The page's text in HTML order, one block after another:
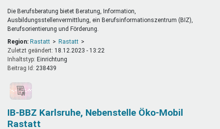
Die Berufsberatung bietet Beratung, Information,
Ausbildungsstellenvermittlung, ein Berufsinformationszentrum (BIZ),
Berufsorientierung und Förderung.
Region: Rastatt
Rastatt
Zuletzt geändert: 18.12.2023 - 13:22
Inhaltstyp:
einrichtung
Beitrag Id: 238439
IB-BBZ Karlsruhe, Nebenstelle Öko-Mobil
Rastatt